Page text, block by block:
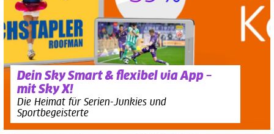
Dein Sky Smart & flexibel via App –
mit Sky X!
Die Heimat für Serien-Junkies und
Sportbegeisterte